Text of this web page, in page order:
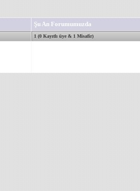
Şu An Forumumuzda
1 (0 Kayıtlı üye & 1 Misafir)